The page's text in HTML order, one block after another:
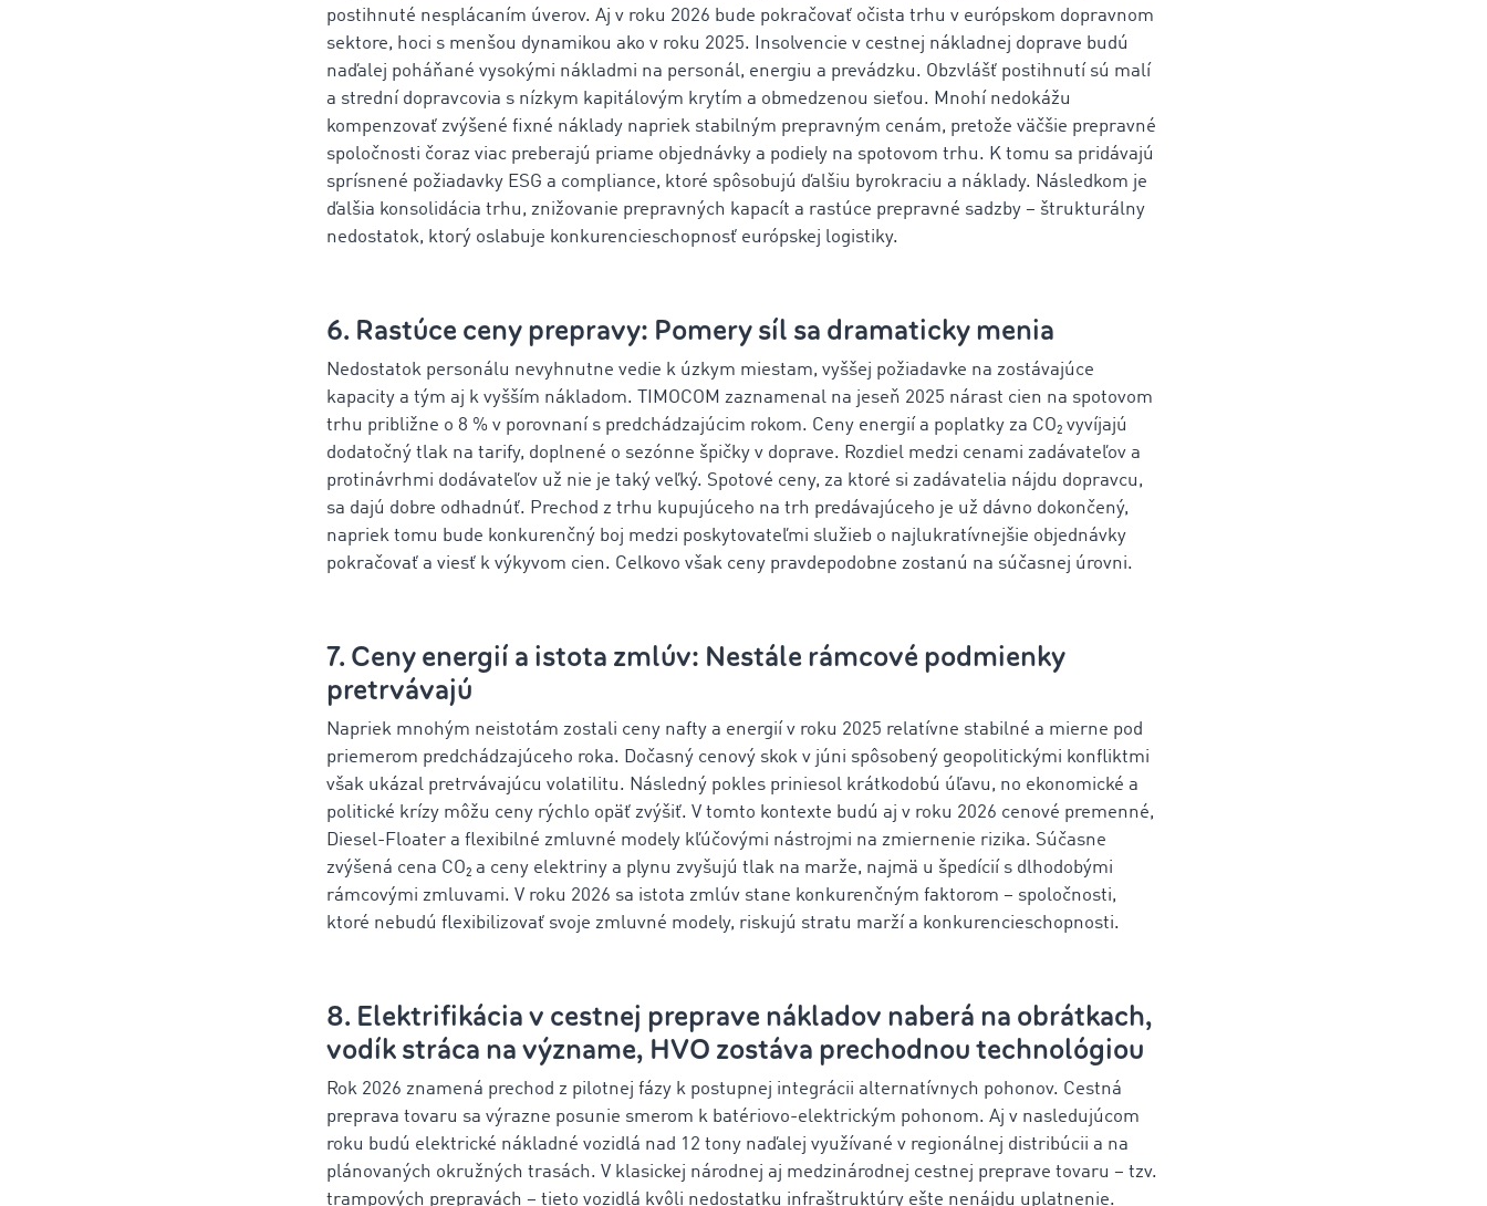
postihnuté nesplácaním úverov. Aj v roku 2026 bude pokračovať očista trhu v európskom dopravnom
sektore, hoci s menšou dynamikou ako v roku 2025. Insolvencie v cestnej nákladnej doprave budú
naďalej poháňané vysokými nákladmi na personál, energiu a prevádzku. Obzvlášť postihnutí sú malí
a strední dopravcovia s nízkym kapitálovým krytím a obmedzenou sieťou. Mnohí nedokážu
kompenzovať zvýšené fixné náklady napriek stabilným prepravným cenám, pretože väčšie prepravné
spoločnosti čoraz viac preberajú priame objednávky a podiely na spotovom trhu. K tomu sa pridávajú
sprísnené požiadavky ESG a compliance, ktoré spôsobujú ďalšiu byrokraciu a náklady. Následkom je
ďalšia konsolidácia trhu, znižovanie prepravných kapacít a rastúce prepravné sadzby – štrukturálny
nedostatok, ktorý oslabuje konkurencieschopnosť európskej logistiky.
6. Rastúce ceny prepravy: Pomery síl sa dramaticky menia
Nedostatok personálu nevyhnutne vedie k úzkym miestam, vyššej požiadavke na zostávajúce
kapacity a tým aj k vyšším nákladom. TIMOCOM zaznamenal na jeseň 2025 nárast cien na spotovom
trhu približne o 8 % v porovnaní s predchádzajúcim rokom. Ceny energií a poplatky za CO₂ vyvíjajú
dodatočný tlak na tarify, doplnené o sezónne špičky v doprave. Rozdiel medzi cenami zadávateľov a
protinávrhmi dodávateľov už nie je taký veľký. Spotové ceny, za ktoré si ‌zadávatelia nájdu dopravcu,
sa dajú dobre odhadnúť. Prechod z trhu kupujúceho na trh predávajúceho je už dávno dokončený,
napriek tomu bude konkurenčný boj medzi poskytovateľmi služieb o najlukratívnejšie objednávky
pokračovať a viesť k výkyvom cien. Celkovo však ceny pravdepodobne zostanú na súčasnej úrovni.
7. Ceny energií a istota zmlúv: Nestále rámcové podmienky
pretrvávajú
Napriek mnohým neistotám zostali ceny nafty a energií v roku 2025 relatívne stabilné a mierne pod
priemerom predchádzajúceho roka. Dočasný cenový skok v júni spôsobený geopolitickými konfliktmi
však ukázal pretrvávajúcu volatilitu. Následný pokles priniesol krátkodobú úľavu, no ekonomické a
politické krízy môžu ceny rýchlo opäť zvýšiť. V tomto kontexte budú aj v roku 2026 cenové premenné,
Diesel-Floater a flexibilné zmluvné modely kľúčovými nástrojmi na zmiernenie rizika. Súčasne
zvýšená cena CO₂ a ceny elektriny a plynu zvyšujú tlak na marže, najmä u špedícií s dlhodobými
rámcovými zmluvami. V roku 2026 sa istota zmlúv stane konkurenčným faktorom – spoločnosti,
ktoré nebudú flexibilizovať svoje zmluvné modely, riskujú stratu marží a konkurencieschopnosti.
8. Elektrifikácia v cestnej preprave nákladov naberá na obrátkach,
vodík stráca na význame, HVO zostáva prechodnou technológiou
Rok 2026 znamená prechod z pilotnej fázy k postupnej integrácii alternatívnych pohonov. Cestná
preprava tovaru sa výrazne posunie smerom k batériovo-elektrickým pohonom. Aj v nasledujúcom
roku budú elektrické nákladné vozidlá nad 12 tony naďalej využívané v regionálnej distribúcii a na
plánovaných okružných trasách. V klasickej národnej aj medzinárodnej cestnej preprave tovaru – tzv.
trampových prepravách – tieto vozidlá kvôli nedostatku infraštruktúry ešte nenájdu uplatnenie.